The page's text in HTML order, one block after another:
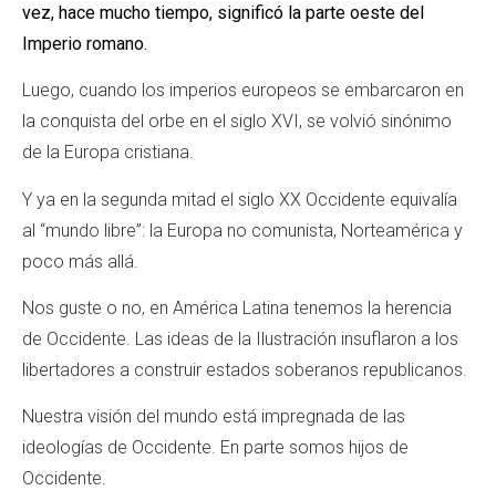
vez, hace mucho tiempo, significó la parte oeste del
Imperio romano.
Luego, cuando los imperios europeos se embarcaron en
la conquista del orbe en el siglo XVI, se volvió sinónimo
de la Europa cristiana.
Y ya en la segunda mitad el siglo XX Occidente equivalía
al “mundo libre”: la Europa no comunista, Norteamérica y
poco más allá.
Nos guste o no, en América Latina tenemos la herencia
de Occidente. Las ideas de la Ilustración insuflaron a los
libertadores a construir estados soberanos republicanos.
Nuestra visión del mundo está impregnada de las
ideologías de Occidente. En parte somos hijos de
Occidente.